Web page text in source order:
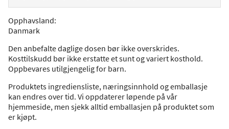
Opphavsland:
Danmark
Den anbefalte daglige dosen bør ikke overskrides.
Kosttilskudd bør ikke erstatte et sunt og variert kosthold.
Oppbevares utilgjengelig for barn.
Produktets ingrediensliste, næringsinnhold og emballasje
kan endres over tid. Vi oppdaterer løpende på vår
hjemmeside, men sjekk alltid emballasjen på produktet som
er kjøpt.